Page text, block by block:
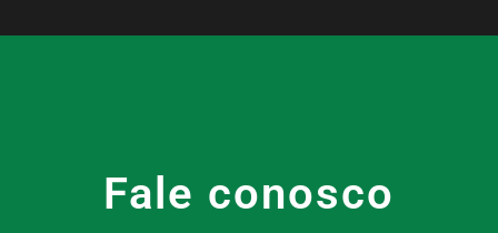
Fale conosco